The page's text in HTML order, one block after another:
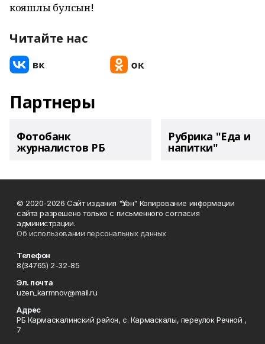
кояшлы булсын!
Читайте нас
Партнеры
Фотобанк
журналистов РБ
Рубрика "Еда и
напитки"
© 2020-2026 Сайт издания "Үзән" Копирование информации
сайта разрешено только с письменного согласия
администрации.
Об использовании персональных данных
Телефон
8(34765) 2-32-85
Эл. почта
uzen_karmnov@mail.ru
Адрес
РБ Кармаскалинский район, с. Кармаскалы, переулок Речной ,
7